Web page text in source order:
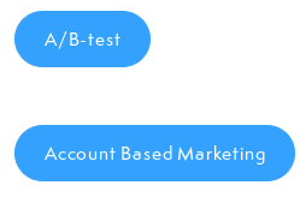
A/B-test
Account Based Marketing